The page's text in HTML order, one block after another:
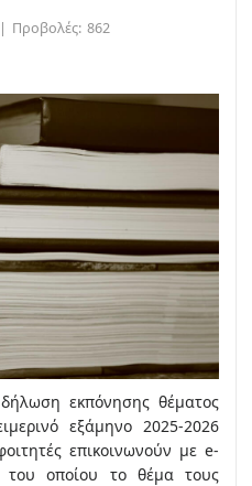
| Προβολές: 862
εκπόνησης θέματος
εξάμηνο 2025-2026
επικοινωνούν με e-
του οποίου το θέμα τους